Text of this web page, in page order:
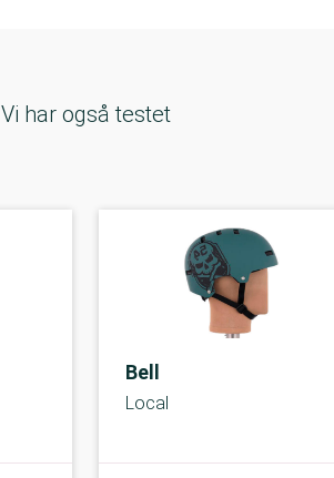
Vi har også testet
Bell
Local